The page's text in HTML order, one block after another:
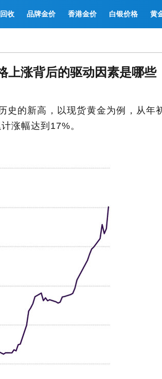
收 品牌金价 香港金价 白银价格 黄
上涨背后的驱动因素是哪些
史的新高，以现货黄金为例，从年
涨幅达到17%。